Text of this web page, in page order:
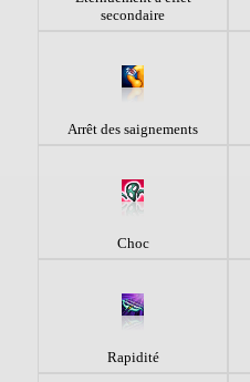
secondaire
Arrêt des saignements
Choc
Rapidité